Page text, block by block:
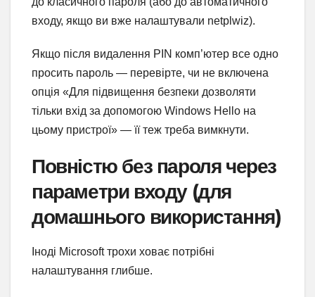
входу, якщо ви вже налаштували netplwiz).
Якщо після видалення PIN комп’ютер все одно
просить пароль — перевірте, чи не включена
опція «Для підвищення безпеки дозволяти
тільки вхід за допомогою Windows Hello на
цьому пристрої» — її теж треба вимкнути.
Повністю без пароля через
параметри входу (для
домашнього використання)
Іноді Microsoft трохи ховає потрібні
налаштування глибше.